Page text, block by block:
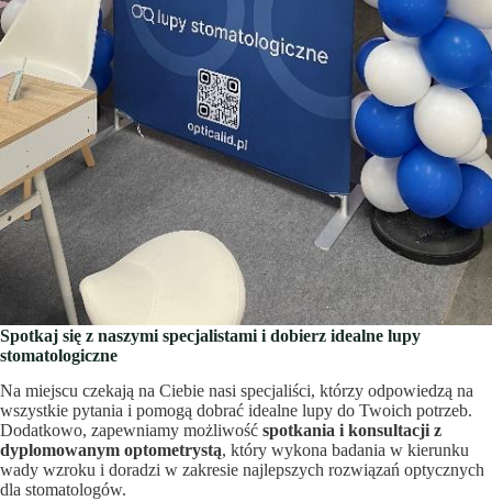
Spotkaj się z naszymi specjalistami i dobierz idealne lupy
stomatologiczne
Na miejscu czekają na Ciebie nasi specjaliści, którzy odpowiedzą na
wszystkie pytania i pomogą dobrać idealne lupy do Twoich potrzeb.
Dodatkowo, zapewniamy możliwość spotkania i konsultacji z
dyplomowanym optometrystą, który wykona badania w kierunku
wady wzroku i doradzi w zakresie najlepszych rozwiązań optycznych
dla stomatologów.